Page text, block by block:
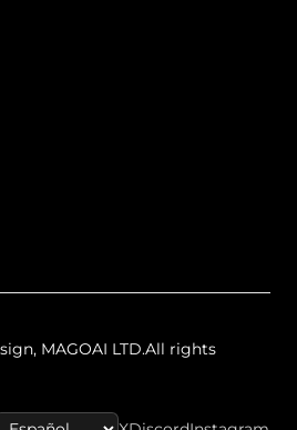
MAGOAI LTD.All rights